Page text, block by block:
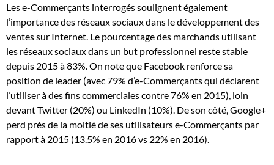
Les e-Commerçants interrogés soulignent également
l’importance des réseaux sociaux dans le développement des
ventes sur Internet. Le pourcentage des marchands utilisant
les réseaux sociaux dans un but professionnel reste stable
depuis 2015 à 83%. On note que Facebook renforce sa
position de leader (avec 79% d’e-Commerçants qui déclarent
l’utiliser à des fins commerciales contre 76% en 2015), loin
devant Twitter (20%) ou LinkedIn (10%). De son côté, Google+
perd près de la moitié de ses utilisateurs e-Commerçants par
rapport à 2015 (13.5% en 2016 vs 22% en 2016).